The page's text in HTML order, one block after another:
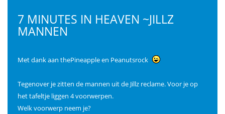
7 MINUTES IN HEAVEN ~JILLZ
MANNEN
Met dank aan thePineapple en Peanutsrock
Tegenover je zitten de mannen uit de Jillz reclame. Voor je op
het tafeltje liggen 4 voorwerpen.
Welk voorwerp neem je?